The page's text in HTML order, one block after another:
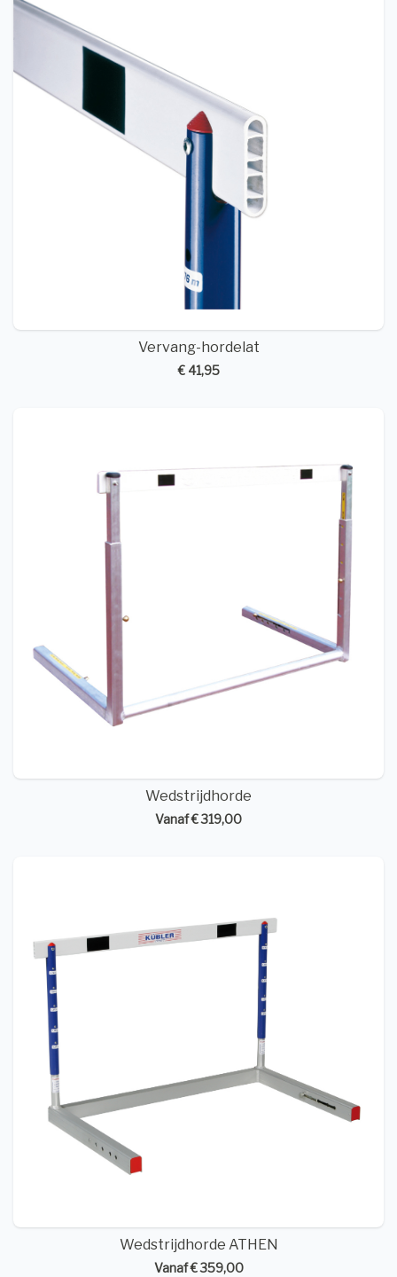
Vervang-hordelat
€ 41,95
Wedstrijdhorde
Vanaf € 319,00
Wedstrijdhorde ATHEN
Vanaf € 359,00